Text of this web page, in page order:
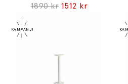
1890 kr 1512 kr